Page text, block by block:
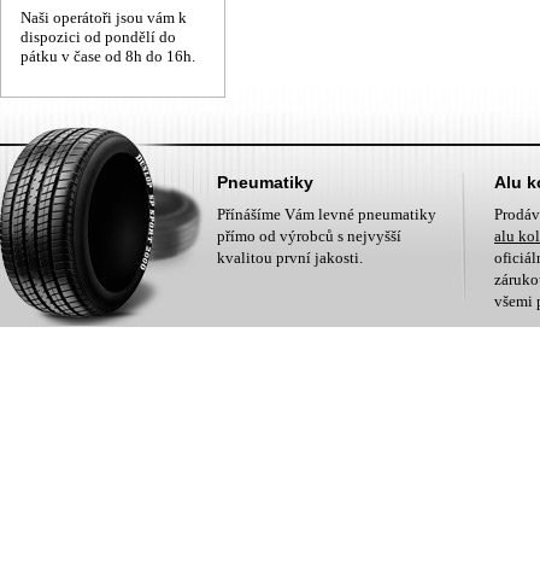
Naši operátoři jsou vám k
dispozici od pondělí do
pátku v čase od 8h do 16h.
Pneumatiky
Přínášíme Vám levné pneumatiky
přímo od výrobců s nejvyšší
kvalitou první jakosti.
Alu
alu
všemi